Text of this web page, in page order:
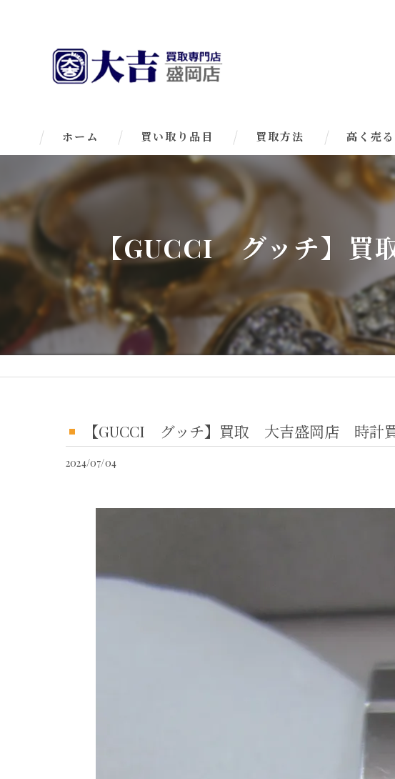
ホーム 買い取り品目 買取方法 高く売
【GUCCI グッチ】
【GUCCI グッチ】買取 大吉盛岡店 時計
2024/07/04